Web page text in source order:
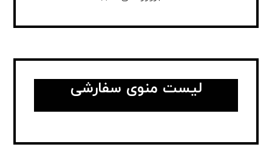
لیست منوی سفارشی